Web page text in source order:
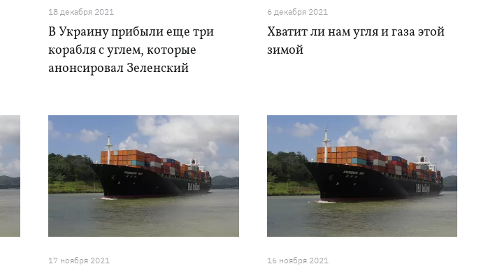
18 декабря 2021
В Украину прибыли еще три
корабля с углем, которые
анонсировал Зеленский
6 декабря 2021
Хватит ли нам угля и газа этой
зимой
17 ноября 2021 16 ноября 2021